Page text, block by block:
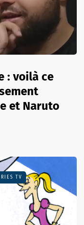
: voilà ce
et Naruto
TV